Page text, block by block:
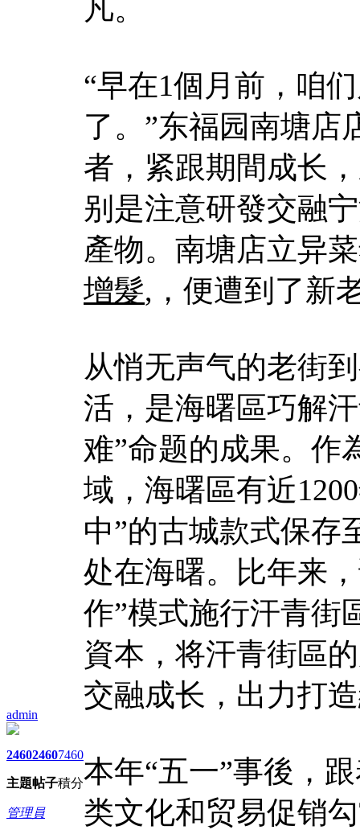
admin
2460
主題
2460
帖子
7460
積分
管理員
凡。
“早在1個月前，咱
了。”东福园南塘店
者，紧跟期間成长
别是注意研發交融
產物。南塘店立异
增髮,，便遭到了新
从悄无声气的老街
活，是海曙區巧解
难”命题的成果。作
域，海曙區有近
中”的古城款式保存
处在海曙。比年来
作”模式施行汗青街
資本，将汗青街區
交融成长，出力打
本年“五一”事後，
类文化和贸易促销